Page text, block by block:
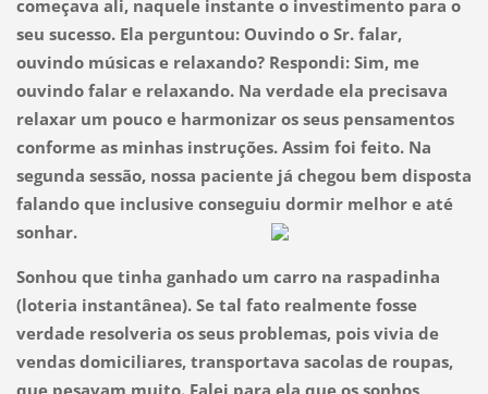
começava ali, naquele instante o investimento para o
seu sucesso. Ela perguntou: Ouvindo o Sr. falar,
ouvindo músicas e relaxando? Respondi: Sim, me
ouvindo falar e relaxando. Na verdade ela precisava
relaxar um pouco e harmonizar os seus pensamentos
conforme as minhas instruções. Assim foi feito. Na
segunda sessão, nossa paciente já chegou bem disposta
falando que inclusive conseguiu dormir melhor e até
sonhar.
Sonhou que tinha ganhado um carro na raspadinha
(loteria instantânea). Se tal fato realmente fosse
verdade resolveria os seus problemas, pois vivia de
vendas domiciliares, transportava sacolas de roupas,
que pesavam muito. Falei para ela que os sonhos